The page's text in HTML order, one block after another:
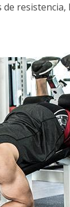
resistencia,